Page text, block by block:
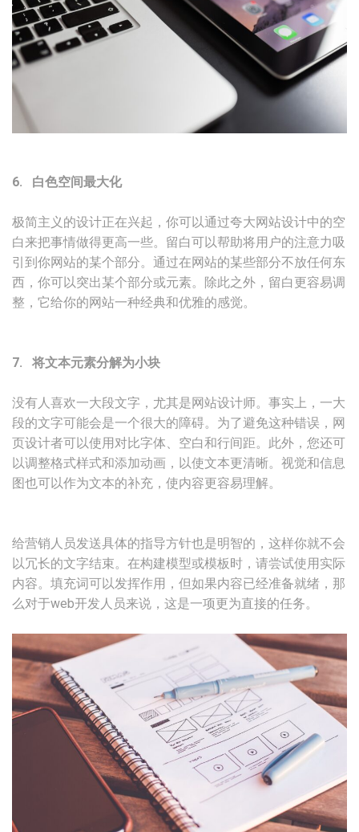
6. 白色空间最大化
极简主义的设计正在兴起，你可以通过夸大网站设计中的空
白来把事情做得更高一些。留白可以帮助将用户的注意力吸
引到你网站的某个部分。通过在网站的某些部分不放任何东
西，你可以突出某个部分或元素。除此之外，留白更容易调
整，它给你的网站一种经典和优雅的感觉。
7. 将文本元素分解为小块
没有人喜欢一大段文字，尤其是网站设计师。事实上，一大
段的文字可能会是一个很大的障碍。为了避免这种错误，网
页设计者可以使用对比字体、空白和行间距。此外，您还可
以调整格式样式和添加动画，以使文本更清晰。视觉和信息
图也可以作为文本的补充，使内容更容易理解。
给营销人员发送具体的指导方针也是明智的，这样你就不会
以冗长的文字结束。在构建模型或模板时，请尝试使用实际
内容。填充词可以发挥作用，但如果内容已经准备就绪，那
么对于web开发人员来说，这是一项更为直接的任务。